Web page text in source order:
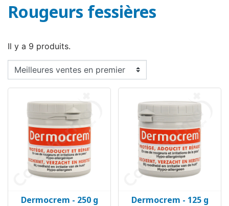
Rougeurs fessières
Il y a 9 produits.
Dermocrem - 250 g Dermocrem - 125 g